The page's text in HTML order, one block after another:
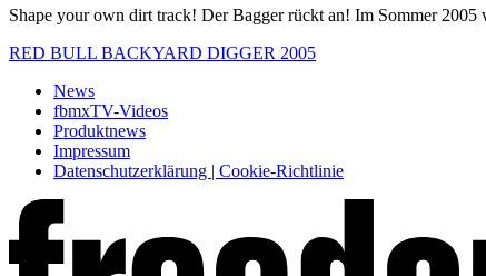
Shape your own dirt track! Der Bagger rückt an! Im Sommer
RED BULL BACKYARD DIGGER 2005
News
fbmxTV-Videos
Produktnews
Impressum
Datenschutzerklärung | Cookie-Richtlinie